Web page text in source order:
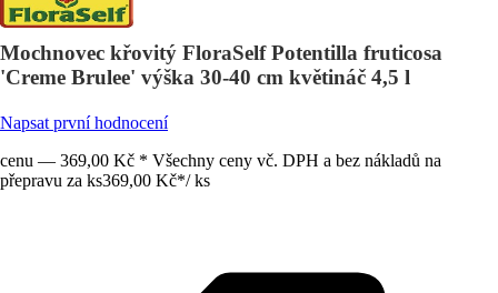
Mochnovec křovitý FloraSelf Potentilla fruticosa
'Creme Brulee' výška 30-40 cm květináč 4,5 l
Napsat první hodnocení
cenu — 369,00 Kč * Všechny ceny vč. DPH a bez nákladů na
přepravu za ks369,00 Kč*/ ks